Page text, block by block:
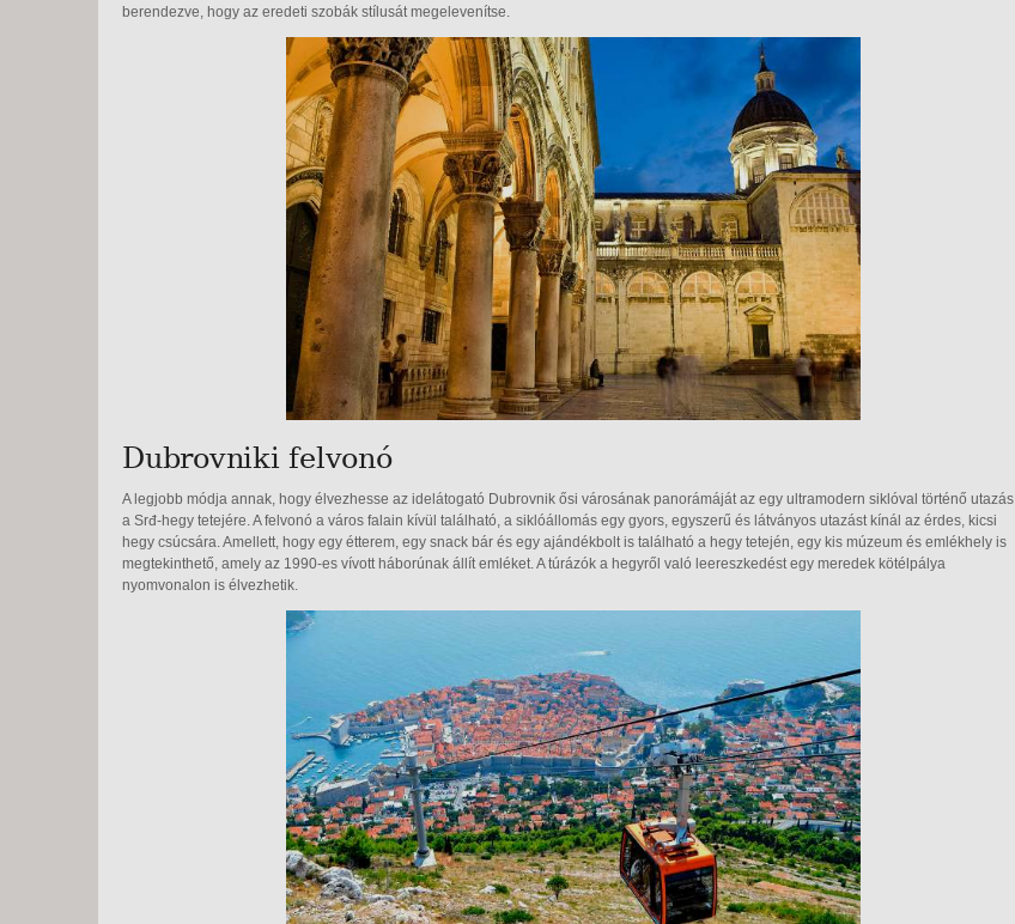
berendezve, hogy az eredeti szobák stílusát megelevenítse.
Dubrovniki felvonó
A legjobb módja annak, hogy élvezhesse az idelátogató Dubrovnik ősi városának panorámáját az egy ultramodern siklóval történő utazás
a Srđ-hegy tetejére. A felvonó a város falain kívül található, a siklóállomás egy gyors, egyszerű és látványos utazást kínál az érdes, kicsi
hegy csúcsára. Amellett, hogy egy étterem, egy snack bár és egy ajándékbolt is található a hegy tetején, egy kis múzeum és emlékhely is
megtekinthető, amely az 1990-es vívott háborúnak állít emléket. A túrázók a hegyről való leereszkedést egy meredek kötélpálya
nyomvonalon is élvezhetik.